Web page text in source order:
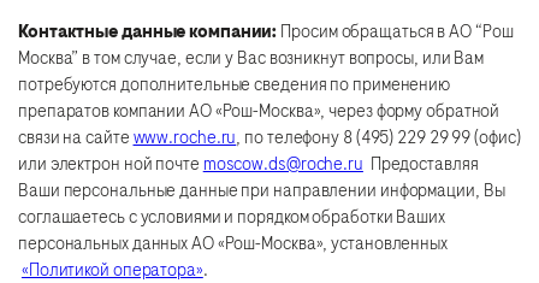
Контактные данные компании: Просим обращаться в АО “Рош
Москва” в том случае, если у Вас возникнут вопросы, или Вам
потребуются дополнительные сведения по применению
препаратов компании АО «Рош-Москва», через форму обратной
связи на сайте www.roche.ru, по телефону 8 (495) 229 29 99 (офис)
или электрон ной почте moscow.ds@roche.ru Предоставляя
Ваши персональные данные при направлении информации, Вы
соглашаетесь с условиями и порядком обработки Ваших
персональных данных АО «Рош-Москва», установленных
«Политикой оператора».